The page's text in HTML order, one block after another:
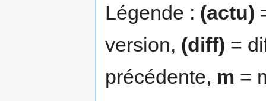
Légende : (actu)
version, (diff) =
précédente, m =